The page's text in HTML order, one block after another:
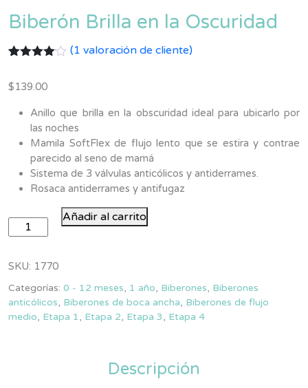
Biberón Brilla en la Oscuridad
de 5 en
valoración
de un
cliente
(1 valoración de cliente)
$139.00
Anillo que brilla en la obscuridad ideal para ubicarlo por
las noches
Mamila SoftFlex de flujo lento que se estira y contrae
parecido al seno de mamá
Sistema de 3 válvulas anticólicos y antiderrames.
Rosaca antiderrames y antifugaz
Biberón
Brilla
la
cantidad
Añadir al carrito
SKU: 1770
Categorías: 0 - 12 meses, 1 año, Biberones, Biberones
anticólicos, Biberones de boca ancha, Biberones de flujo
medio, Etapa 1, Etapa 2, Etapa 3, Etapa 4
Descripción